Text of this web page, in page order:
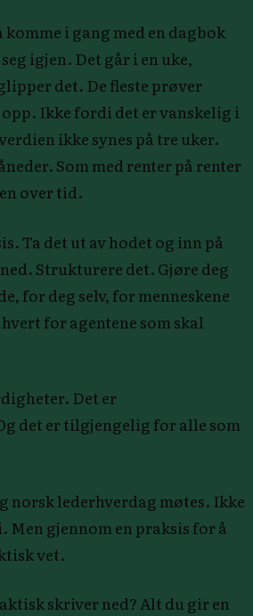
komme i gang med en dagbok
igjen. Det går i en uke,
det. De fleste prøver
Ikke fordi det er vanskelig i
ikke synes på tre uker.
Som med renter på renter
over tid.
Ta det ut av hodet og inn på
Strukturere det. Gjøre deg
for deg selv, for menneskene
for agentene som skal
Det er
det er tilgjengelig for alle som
norsk lederhverdag møtes. Ikke
gjennom en praksis for å
vet.
skriver ned? Alt du gir en